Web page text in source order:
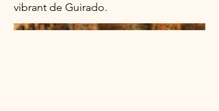
vibrant de Guirado.